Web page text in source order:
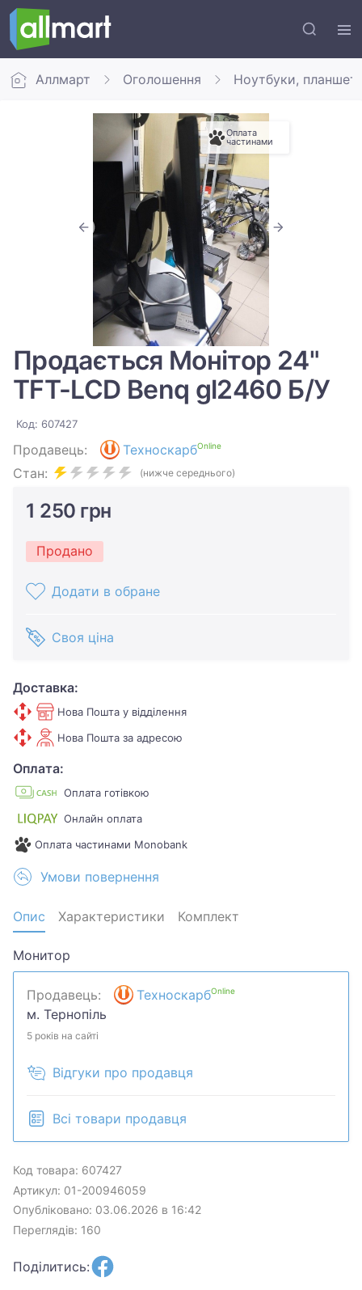
Аллмарт Оголошення Ноутбуки,
Оплата
частинами
Продається Монітор 24"
TFT-LCD Benq gl2460 Б/У
Код: 607427
Продавець: ТехноскарбOnline
Стан: (нижче середнього)
1 250 грн
Продано
Додати в обране
Своя ціна
Доставка:
Нова Пошта у відділення
Нова Пошта за адресою
Оплата:
Оплата готівкою
Онлайн оплата
Оплата частинами Monobank
Умови повернення
Опис Характеристики Комплект
Монитор
Продавець: ТехноскарбOnline
м. Тернопіль
5 років на сайті
Відгуки про продавця
Всі товари продавця
Код товара: 607427
Артикул: 01-200946059
Опубліковано: 03.06.2026 в 16:42
Переглядів: 160
Поділитись: